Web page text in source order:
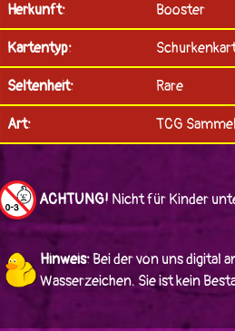
Herkunft: Booster
Kartentyp:
Seltenheit: Rare
Art: TCG
ACHTUNG! Nicht für Kinder
Hinweis: Bei der von uns digital
Wasserzeichen. Sie ist kein